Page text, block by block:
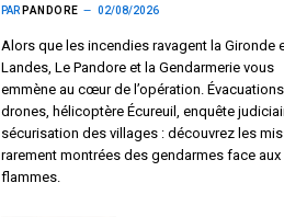
PAR PANDORE 02/08/2026
Alors que les incendies ravagent la Gironde
Landes, Le Pandore et la Gendarmerie vous
emmène au cœur de l’opération. Évacuations,
drones, hélicoptère Écureuil, enquête
sécurisation des villages : découvrez les
rarement montrées des gendarmes face aux
flammes.